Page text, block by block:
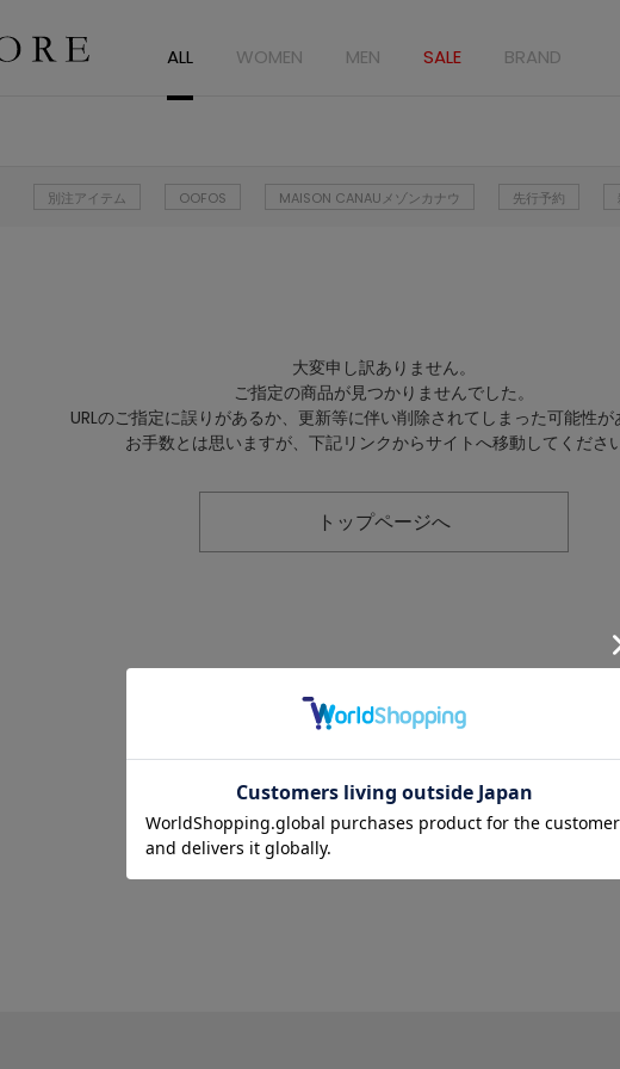
ALL WOMEN MEN SALE BRAND
別注アイテム OOFOS MAISON CANAUメゾンカナウ 先行予約
大変申し訳ありません。
ご指定の商品が見つかりませんでした。
URLのご指定に誤りがあるか、更新等に伴い削除されてしまった可能性が
お手数とは思いますが、下記リンクからサイトへ移動してください
トップページへ